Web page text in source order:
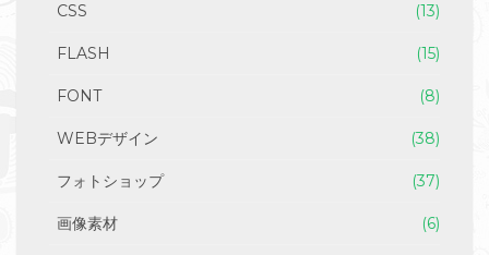
CSS (13)
FLASH (15)
FONT (8)
WEBデザイン (38)
フォトショップ (37)
画像素材 (6)